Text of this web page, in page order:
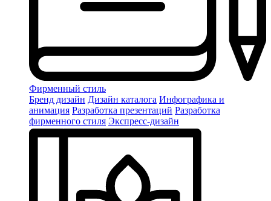
Фирменный стиль
Бренд дизайн Дизайн каталога Инфографика и
анимация Разработка презентаций Разработка
фирменного стиля Экспресс-дизайн